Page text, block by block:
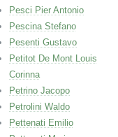
Pesci Pier Antonio
Pescina Stefano
Pesenti Gustavo
Petitot De Mont Louis
Corinna
Petrino Jacopo
Petrolini Waldo
Pettenati Emilio